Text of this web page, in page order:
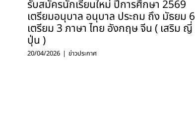
รับสมัครนักเรียนใหม่ ปีการศึกษา 2569
เตรียมอนุบาล อนุบาล ประถม ถึง มัธยม 6
เตรียม 3 ภาษา ไทย อังกฤษ จีน ( เสริม ญี่
ปุ่น )
20/04/2026 | ข่าวประกาศ